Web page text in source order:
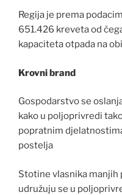
Regija je prema
651.426 kreveta od
kapaciteta otpada na
Krovni brand
Gospodarstvo se
kako u poljoprivredi
popratnim
postelja
Stotine vlasnika
udružuju se u